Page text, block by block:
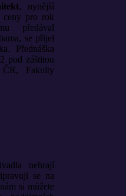
, nynější
ceny pro rok
předával
se přijel
Přednáška
pod záštitou
ČR, Fakulty
nehrají
se na
si můžete